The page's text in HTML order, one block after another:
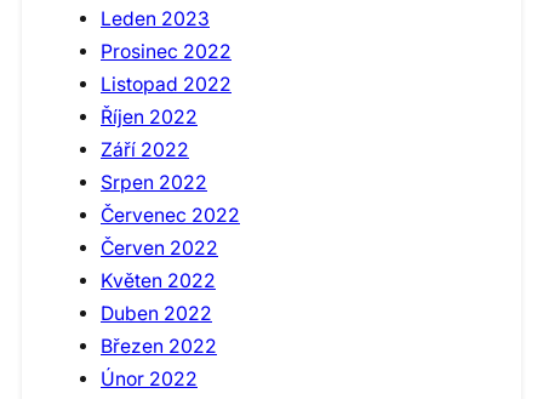
Leden 2023
Prosinec 2022
Listopad 2022
Říjen 2022
Září 2022
Srpen 2022
Červenec 2022
Červen 2022
Květen 2022
Duben 2022
Březen 2022
Únor 2022